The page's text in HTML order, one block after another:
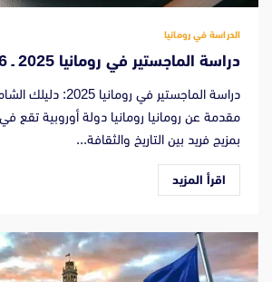
الدراسة في رومانيا
دراسة الماجستير في رومانيا 2025 ـ 2026
دراسة الماجستير في
مقدمة عن رومانيا رومانيا دولة أوروبية تقع
بمزيج فريد بين التاريخ والثقافة...
اقرأ المزيد